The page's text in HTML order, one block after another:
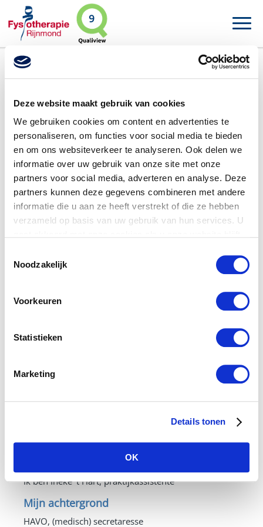
Deze website maakt gebruik van cookies
We gebruiken cookies om content en advertenties te
personaliseren, om functies voor social media te bieden
en om ons websiteverkeer te analyseren. Ook delen we
informatie over uw gebruik van onze site met onze
partners voor social media, adverteren en analyse. Deze
partners kunnen deze gegevens combineren met andere
informatie die u aan ze heeft verstrekt of die ze hebben
verzameld op basis van uw gebruik van hun services. U
privacybeleid
Noodzakelijk
Voorkeuren
Statistieken
Marketing
Details tonen
OK
9
Ineke 't Hart
Ineke 't Hart, praktijkassistente
Ik ben Ineke ’t Hart, praktijkassistente
Mijn achtergrond
HAVO, (medisch) secretaresse